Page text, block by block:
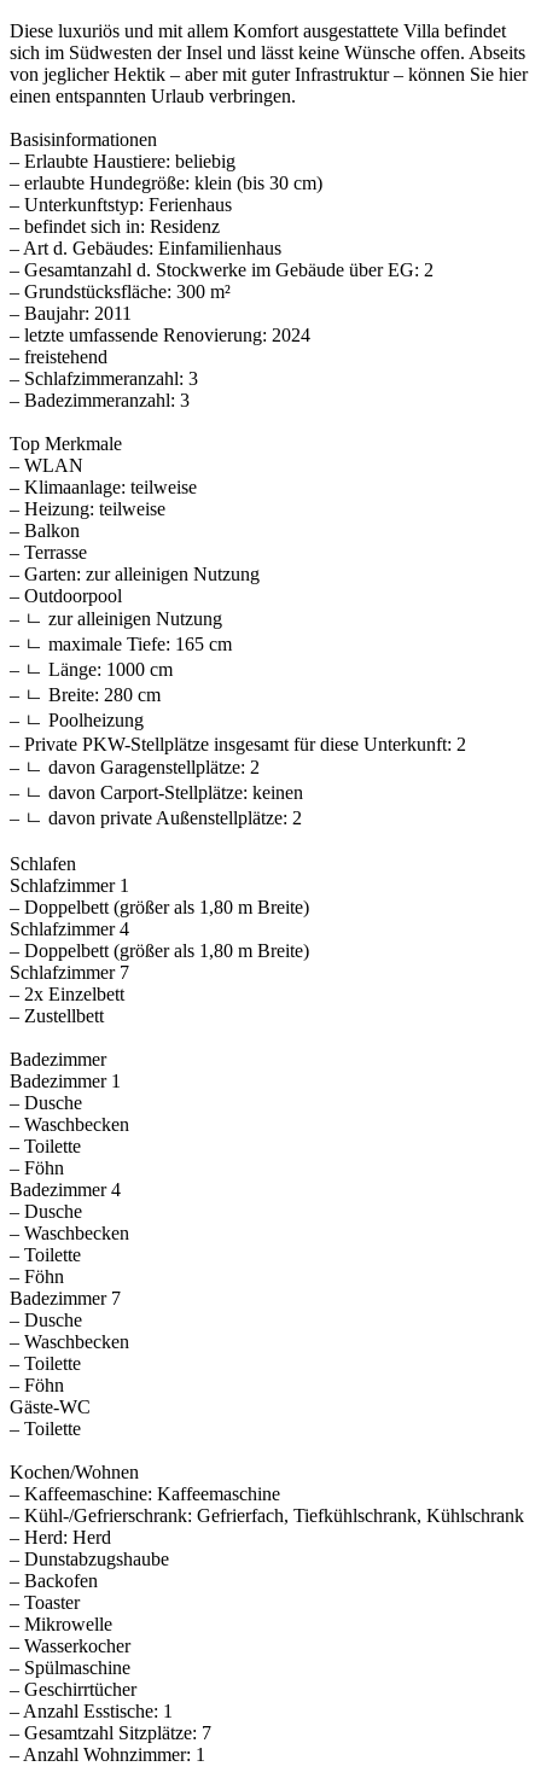
Diese luxuriös und mit allem Komfort ausgestattete Villa befindet
sich im Südwesten der Insel und lässt keine Wünsche offen. Abseits
von jeglicher Hektik – aber mit guter Infrastruktur – können Sie hier
einen entspannten Urlaub verbringen.
Basisinformationen
– Erlaubte Haustiere: beliebig
– erlaubte Hundegröße: klein (bis 30 cm)
– Unterkunftstyp: Ferienhaus
– befindet sich in: Residenz
– Art d. Gebäudes: Einfamilienhaus
– Gesamtanzahl d. Stockwerke im Gebäude über EG: 2
– Grundstücksfläche: 300 m²
– Baujahr: 2011
– letzte umfassende Renovierung: 2024
– freistehend
– Schlafzimmeranzahl: 3
– Badezimmeranzahl: 3
Top Merkmale
– WLAN
– Klimaanlage: teilweise
– Heizung: teilweise
– Balkon
– Terrasse
– Garten: zur alleinigen Nutzung
– Outdoorpool
– ㄴ zur alleinigen Nutzung
– ㄴ maximale Tiefe: 165 cm
– ㄴ Länge: 1000 cm
– ㄴ Breite: 280 cm
– ㄴ Poolheizung
– Private PKW-Stellplätze insgesamt für diese Unterkunft: 2
– ㄴ davon Garagenstellplätze: 2
– ㄴ davon Carport-Stellplätze: keinen
– ㄴ davon private Außen­stellplätze: 2
Schlafen
Schlafzimmer 1
– Doppelbett (größer als 1,80 m Breite)
Schlafzimmer 4
– Doppelbett (größer als 1,80 m Breite)
Schlafzimmer 7
– 2x Einzelbett
– Zustellbett
Badezimmer
Badezimmer 1
– Dusche
– Waschbecken
– Toilette
– Föhn
Badezimmer 4
– Dusche
– Waschbecken
– Toilette
– Föhn
Badezimmer 7
– Dusche
– Waschbecken
– Toilette
– Föhn
Gäste-WC
– Toilette
Kochen/Wohnen
– Kaffeemaschine: Kaffeemaschine
– Kühl-/Gefrierschrank: Gefrierfach, Tiefkühlschrank, Kühlschrank
– Herd: Herd
– Dunstabzugshaube
– Backofen
– Toaster
– Mikrowelle
– Wasserkocher
– Spülmaschine
– Geschirrtücher
– Anzahl Esstische: 1
– Gesamtzahl Sitzplätze: 7
– Anzahl Wohnzimmer: 1